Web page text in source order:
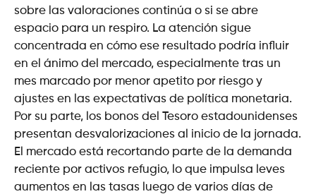
sobre las valoraciones continúa o si se abre
espacio para un respiro. La atención sigue
concentrada en cómo ese resultado podría influir
en el ánimo del mercado, especialmente tras un
mes marcado por menor apetito por riesgo y
ajustes en las expectativas de política monetaria.
Por su parte, los bonos del Tesoro estadounidenses
presentan desvalorizaciones al inicio de la jornada.
El mercado está recortando parte de la demanda
reciente por activos refugio, lo que impulsa leves
aumentos en las tasas luego de varios días de